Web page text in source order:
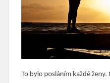
To bylo posláním každé